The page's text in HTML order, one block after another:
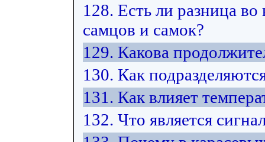
128. Есть ли разница
самцов и самок?
129. Какова
130. Как
131. Как влияет
132. Что является